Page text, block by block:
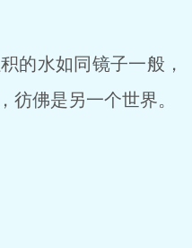
的水如同镜子一般，
彷佛是另一个世界。